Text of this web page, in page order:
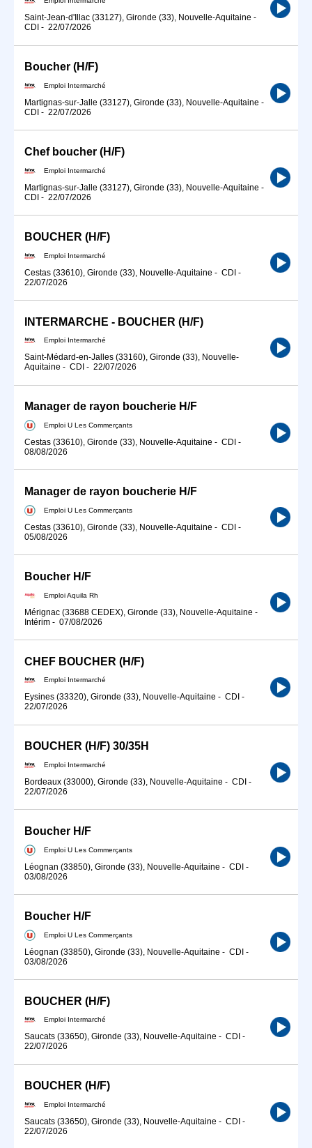
Saint-Jean-d'Illac (33127), Gironde (33), Nouvelle-Aquitaine -
CDI - 22/07/2026
Boucher (H/F)
Emploi Intermarché
Martignas-sur-Jalle (33127), Gironde (33), Nouvelle-Aquitaine -
CDI - 22/07/2026
Chef boucher (H/F)
Emploi Intermarché
Martignas-sur-Jalle (33127), Gironde (33), Nouvelle-Aquitaine -
CDI - 22/07/2026
BOUCHER (H/F)
Emploi Intermarché
Cestas (33610), Gironde (33), Nouvelle-Aquitaine - CDI -
22/07/2026
INTERMARCHE - BOUCHER (H/F)
Emploi Intermarché
Saint-Médard-en-Jalles (33160), Gironde (33), Nouvelle-
Aquitaine - CDI - 22/07/2026
Manager de rayon boucherie H/F
Emploi U Les Commerçants
Cestas (33610), Gironde (33), Nouvelle-Aquitaine - CDI -
08/08/2026
Manager de rayon boucherie H/F
Emploi U Les Commerçants
Cestas (33610), Gironde (33), Nouvelle-Aquitaine - CDI -
05/08/2026
Boucher H/F
Emploi Aquila Rh
Mérignac (33688 CEDEX), Gironde (33), Nouvelle-Aquitaine -
Intérim - 07/08/2026
CHEF BOUCHER (H/F)
Emploi Intermarché
Eysines (33320), Gironde (33), Nouvelle-Aquitaine - CDI -
22/07/2026
BOUCHER (H/F) 30/35H
Emploi Intermarché
Bordeaux (33000), Gironde (33), Nouvelle-Aquitaine - CDI -
22/07/2026
Boucher H/F
Emploi U Les Commerçants
Léognan (33850), Gironde (33), Nouvelle-Aquitaine - CDI -
03/08/2026
Boucher H/F
Emploi U Les Commerçants
Léognan (33850), Gironde (33), Nouvelle-Aquitaine - CDI -
03/08/2026
BOUCHER (H/F)
Emploi Intermarché
Saucats (33650), Gironde (33), Nouvelle-Aquitaine - CDI -
22/07/2026
BOUCHER (H/F)
Emploi Intermarché
Saucats (33650), Gironde (33), Nouvelle-Aquitaine - CDI -
22/07/2026